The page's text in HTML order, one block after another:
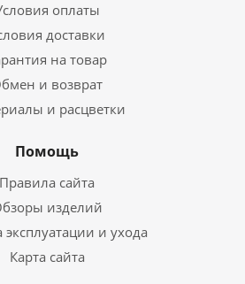
оплаты
доставки
на товар
и возврат
и расцветки
Помощь
Правила сайта
изделий
и ухода
Карта сайта